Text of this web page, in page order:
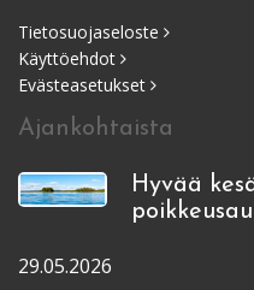
Tietosuojaseloste
Käyttöehdot
Evästeasetukset
Ajankohtaista
Hyvää
29.05.2026